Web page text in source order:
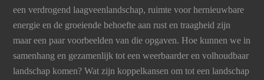
een verdrogend laagveenlandschap, ruimte voor hernieuwbare
energie en de groeiende behoefte aan rust en traagheid zijn
maar een paar voorbeelden van die opgaven. Hoe kunnen we in
samenhang en gezamenlijk tot een weerbaarder en volhoudbaar
landschap komen? Wat zijn koppelkansen om tot een landschap